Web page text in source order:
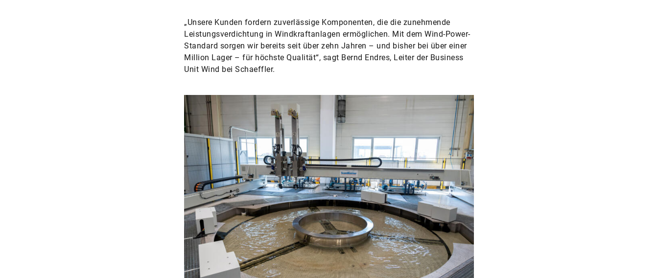
„Unsere Kunden fordern zuverlässige Komponenten, die die zunehmende
Leistungsverdichtung in Windkraftanlagen ermöglichen. Mit dem Wind-Power-
Standard sorgen wir bereits seit über zehn Jahren – und bisher bei über einer
Million Lager – für höchste Qualität“, sagt Bernd Endres, Leiter der Business
Unit Wind bei Schaeffler.